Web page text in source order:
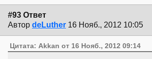
#93 Ответ
Автор deLuther 16 Нояб., 2012 10:05
Цитата: Akkan от 16 Нояб., 2012 09:14